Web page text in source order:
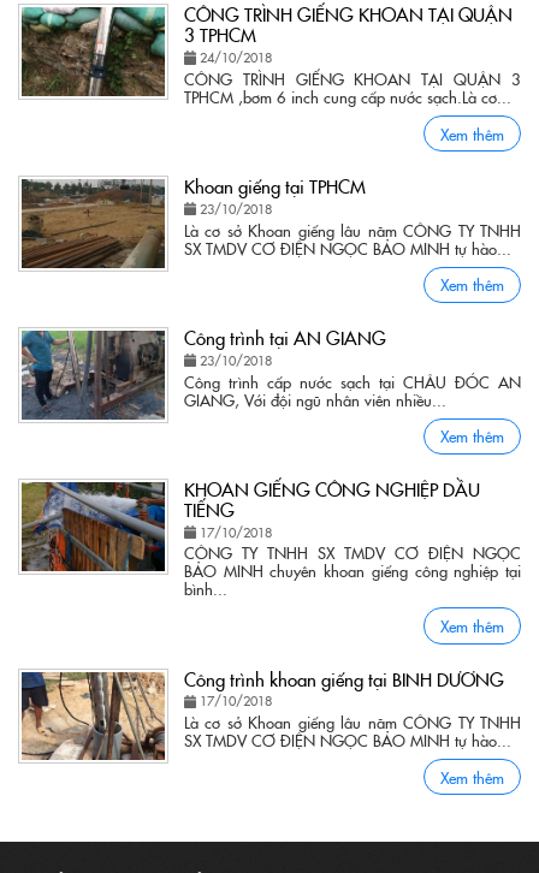
CÔNG TRÌNH GIẾNG KHOAN TẠI QUẬN
3 TPHCM
24/10/2018
CÔNG TRÌNH GIẾNG KHOAN TẠI QUẬN 3
TPHCM ,bơm 6 inch cung cấp nước sạch.Là cơ...
Xem thêm
Khoan giếng tại TPHCM
23/10/2018
Là cơ sở Khoan giếng lâu năm CÔNG TY TNHH
SX TMDV CƠ ĐIỆN NGỌC BẢO MINH tự hào...
Xem thêm
Công trình tại AN GIANG
23/10/2018
Công trình cấp nước sạch tại CHÂU ĐÓC AN
GIANG, Với đội ngũ nhân viên nhiều...
Xem thêm
KHOAN GIẾNG CÔNG NGHIỆP DẦU
TIẾNG
17/10/2018
CÔNG TY TNHH SX TMDV CƠ ĐIỆN NGỌC
BẢO MINH chuyên khoan giếng công nghiệp tại
bình...
Xem thêm
Công trình khoan giếng tại BINH DƯƠNG
17/10/2018
Là cơ sở Khoan giếng lâu năm CÔNG TY TNHH
SX TMDV CƠ ĐIỆN NGỌC BẢO MINH tự hào...
Xem thêm